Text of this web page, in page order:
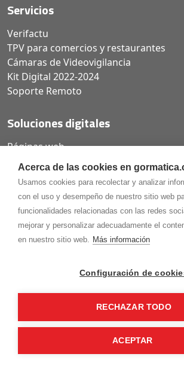
Acerca de las cookies en
Usamos cookies para recolectar y analizar
con el uso y desempeño de nuestro sitio web
funcionalidades relacionadas con las redes
mejorar y personalizar adecuadamente el
en nuestro sitio web. Más información
Configuración de
RECHAZAR TODO
ACEPTAR
Servicios
Verifactu
TPV para comercios y restaurantes
Cámaras de Videovigilancia
Kit Digital 2022-2024
Soporte Remoto
Soluciones digitales
Páginas web
Tiendas online
975.368.262
¡Síguenos en nuestras redes!